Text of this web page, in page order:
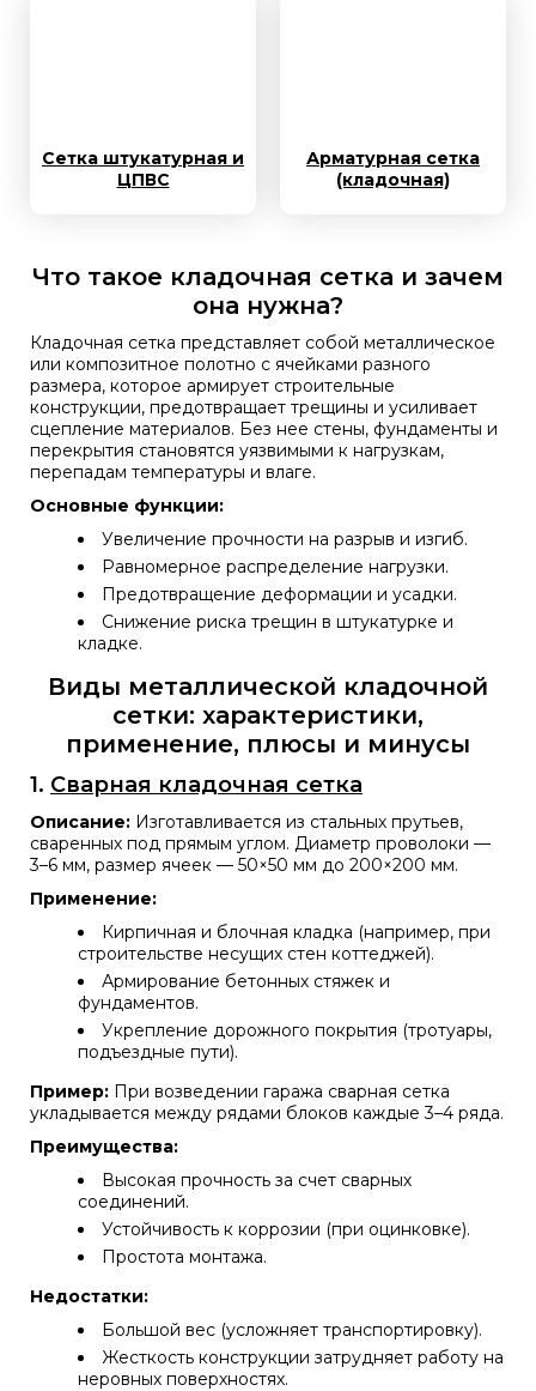
Сетка штукатурная и
ЦПВС
Арматурная сетка
(кладочная)
Что такое кладочная сетка и зачем
она нужна?
Кладочная сетка представляет собой металлическое
или композитное полотно с ячейками разного
размера, которое армирует строительные
конструкции, предотвращает трещины и усиливает
сцепление материалов. Без нее стены, фундаменты и
перекрытия становятся уязвимыми к нагрузкам,
перепадам температуры и влаге.
Основные функции:
Увеличение прочности на разрыв и изгиб.
Равномерное распределение нагрузки.
Предотвращение деформации и усадки.
Снижение риска трещин в штукатурке и
кладке.
Виды металлической кладочной
сетки: характеристики,
применение, плюсы и минусы
1. Сварная кладочная сетка
Описание: Изготавливается из стальных прутьев,
сваренных под прямым углом. Диаметр проволоки —
3–6 мм, размер ячеек — 50×50 мм до 200×200 мм.
Применение:
Кирпичная и блочная кладка (например, при
строительстве несущих стен коттеджей).
Армирование бетонных стяжек и
фундаментов.
Укрепление дорожного покрытия (тротуары,
подъездные пути).
Пример: При возведении гаража сварная сетка
укладывается между рядами блоков каждые 3–4 ряда.
Преимущества:
Высокая прочность за счет сварных
соединений.
Устойчивость к коррозии (при оцинковке).
Простота монтажа.
Недостатки:
Большой вес (усложняет транспортировку).
Жесткость конструкции затрудняет работу на
неровных поверхностях.